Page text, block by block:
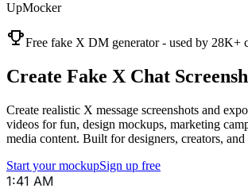
UpMocker
Free fake X DM generator - used by 28K+
Create Fake X Chat
Create realistic X message screenshots and
videos for fun, design mockups, marketing
media content. Built for designers, creators, and
Start your mockupSign up free
1:41 AM